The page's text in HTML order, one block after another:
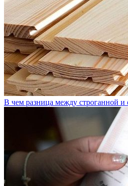
В чем разница между строганной и